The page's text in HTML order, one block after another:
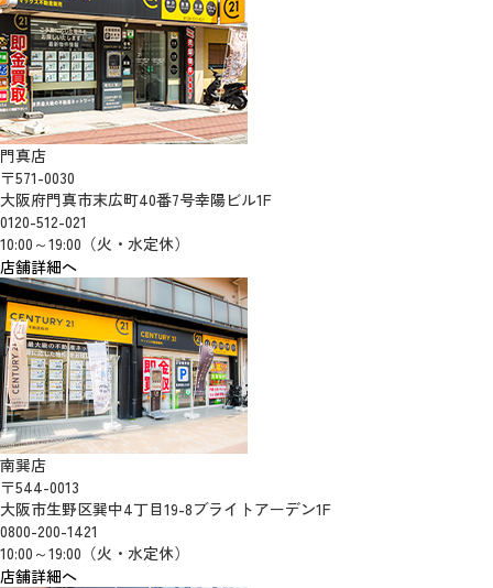
門真店
〒571-0030
大阪府門真市末広町40番7号幸陽ビル1F
0120-512-021
10:00～19:00（火・水定休）
店舗詳細へ
南巽店
〒544-0013
大阪市生野区巽中4丁目19-8ブライトアーデン1F
0800-200-1421
10:00～19:00（火・水定休）
店舗詳細へ